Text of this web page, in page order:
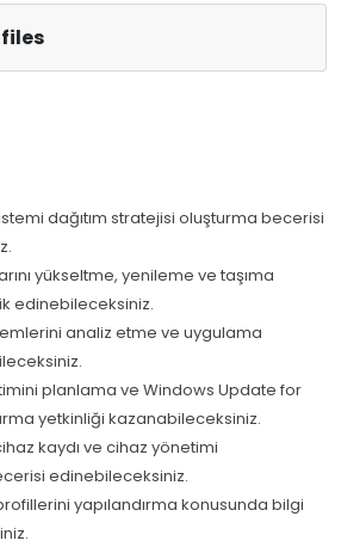
dağıtım stratejisi oluşturma becerisi
yükseltme, yenileme ve taşıma
edinebileceksiniz.
analiz etme ve uygulama
planlama ve Windows Update for
yetkinliği kazanabileceksiniz.
kaydı ve cihaz yönetimi
edinebileceksiniz.
yapılandırma konusunda bilgi